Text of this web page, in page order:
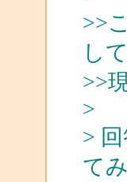
>>
し
>>
>
>
て